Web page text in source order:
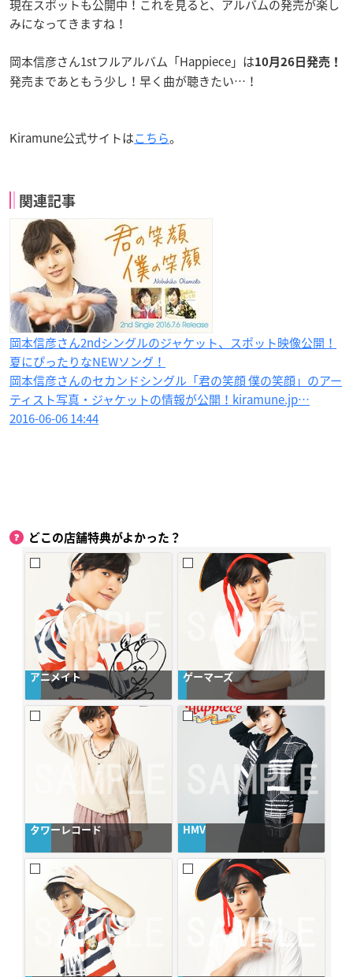
現在スポットも公開中！これを見ると、アルバムの発売が楽し
みになってきますね！
岡本信彦さん1stフルアルバム「Happiece」は10月26日発売！
発売まであともう少し！早く曲が聴きたい…！
Kiramune公式サイトはこちら。
関連記事
岡本信彦さん2ndシングルのジャケット、スポット映像公開！
夏にぴったりなNEWソング！
岡本信彦さんのセカンドシングル「君の笑顔 僕の笑顔」のアー
ティスト写真・ジャケットの情報が公開！kiramune.jp…
2016-06-06 14:44
どこの店舗特典がよかった？
アニメイト ゲーマーズ
タワーレコード HMV